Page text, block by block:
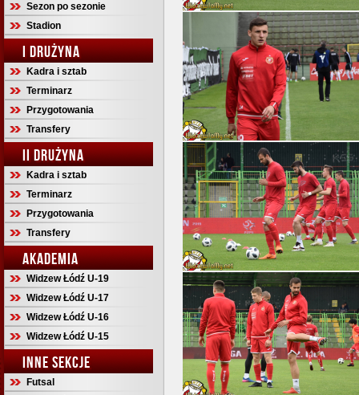
Sezon po sezonie
Stadion
I DRUŻYNA
Kadra i sztab
Terminarz
Przygotowania
Transfery
II DRUŻYNA
Kadra i sztab
Terminarz
Przygotowania
Transfery
AKADEMIA
Widzew Łódź U-19
Widzew Łódź U-17
Widzew Łódź U-16
Widzew Łódź U-15
INNE SEKCJE
Futsal